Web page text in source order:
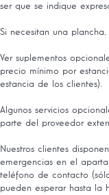
ser que se indique
Si necesitan una
Ver suplementos
precio mínimo por
estancia de los clientes).
Algunos servicios
parte del proveedor
Nuestros clientes
emergencias en el
teléfono de contacto
pueden esperar hasta la